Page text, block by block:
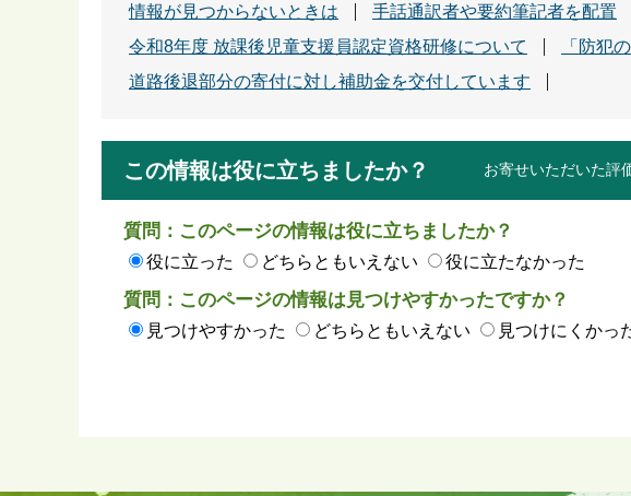
情報が見つからないときは
手話通訳者や要約筆記者を配置
令和8年度 放課後児童支援員認定資格研修について
「防犯
道路後退部分の寄付に対し補助金を交付しています
この情報は役に立ちましたか？ お寄せいただいた評
質問：このページの情報は役に立ちましたか？
役に立った どちらともいえない 役に立たなかった
質問：このページの情報は見つけやすかったですか？
見つけやすかった どちらともいえない 見つけにくかっ